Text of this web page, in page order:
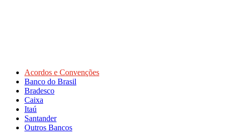
Acordos e Convenções
Banco do Brasil
Bradesco
Caixa
Itaú
Santander
Outros Bancos